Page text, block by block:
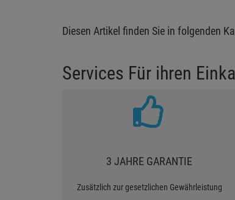
Diesen Artikel finden Sie in folgenden
Services Für ihren
3 JAHRE GARANTIE
Zusätzlich zur gesetzlichen Gewährleistung